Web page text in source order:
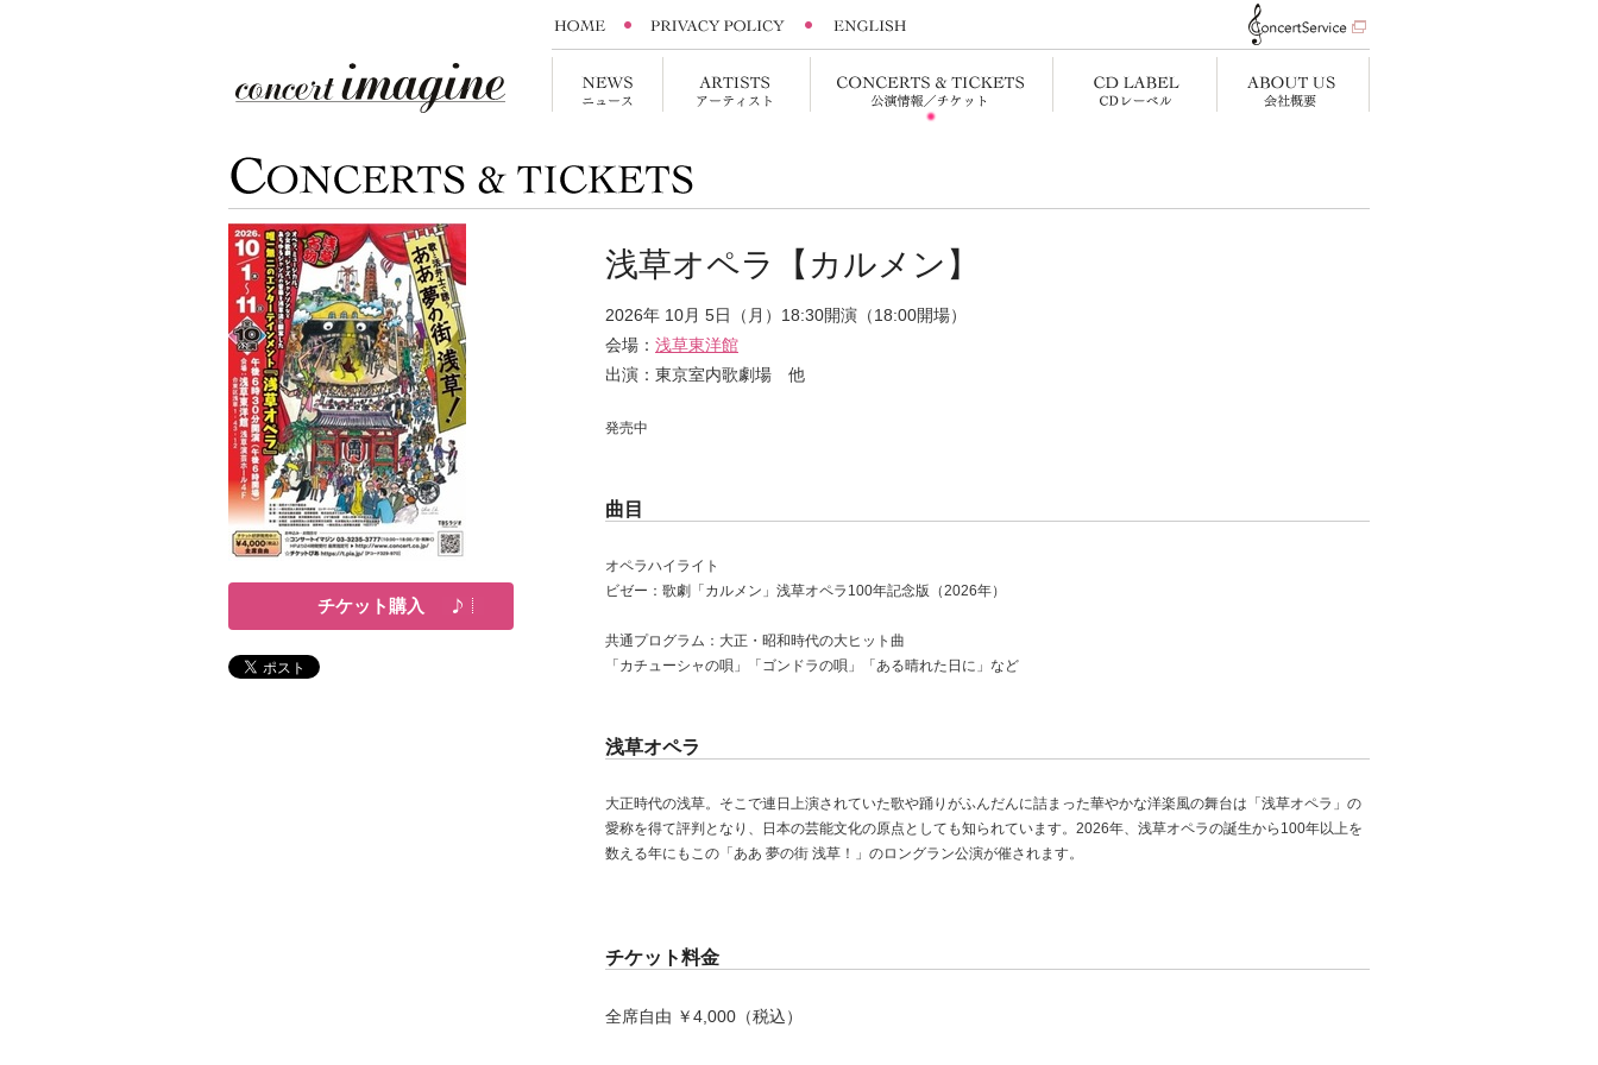
チケット購入
浅草オペラ【カルメン】
2026年 10月 5日（月）18:30開演（18:00開場）
会場： 浅草東洋館
出演：東京室内歌劇場 他
発売中
曲目
オペラハイライト
ビゼー：歌劇「カルメン」浅草オペラ100年記念版（2026年）
共通プログラム：大正・昭和時代の大ヒット曲
「カチューシャの唄」「ゴンドラの唄」「ある晴れた日に」など
浅草オペラ
大正時代の浅草。そこで連日上演されていた歌や踊りがふんだんに詰まった華やかな洋楽風の舞台は「浅草オペラ」の
愛称を得て評判となり、日本の芸能文化の原点としても知られています。2026年、浅草オペラの誕生から100年以上を
数える年にもこの「ああ 夢の街 浅草！」のロングラン公演が催されます。
チケット料金
全席自由 ￥4,000（税込）